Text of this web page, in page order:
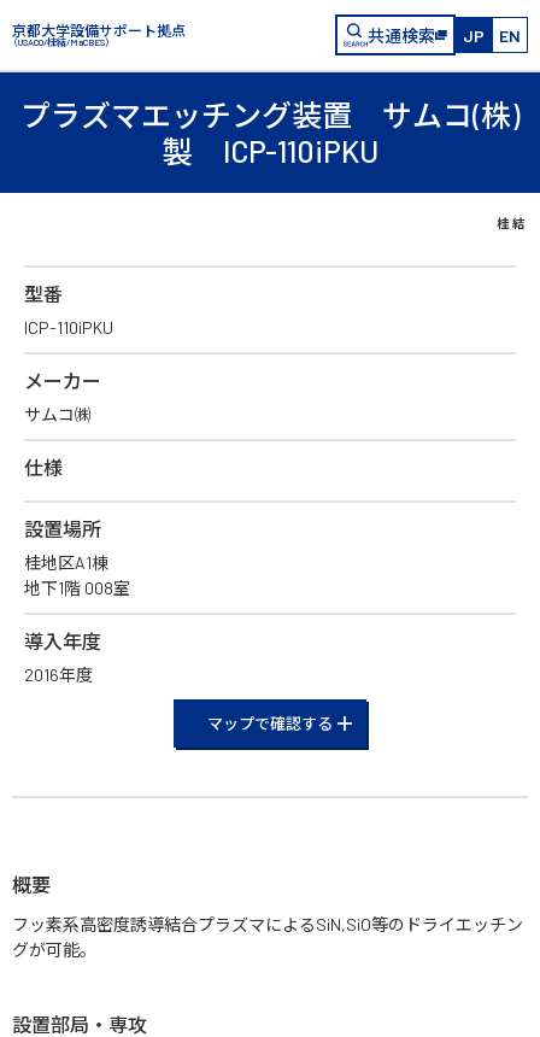
京都大学設備サポート拠点
（USACO/桂結/MaCBES） 共通検索 JP EN
プラズマエッチング装置 サムコ(株)
製 ICP-110iPKU
型番
ICP-110iPKU
メーカー
サムコ㈱
仕様
設置場所
桂地区A1棟
地下1階 008室
導入年度
2016年度
マップで確認する
概要
フッ素系高密度誘導結合プラズマによるSiN,SiO等のドライエッチン
グが可能。
設置部局・専攻